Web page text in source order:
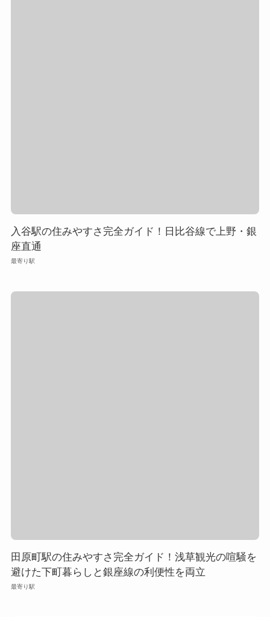
入谷駅の住みやすさ完全ガイド！日比谷線で上野・銀
座直通
最寄り駅
田原町駅の住みやすさ完全ガイド！浅草観光の喧騒を
避けた下町暮らしと銀座線の利便性を両立
最寄り駅